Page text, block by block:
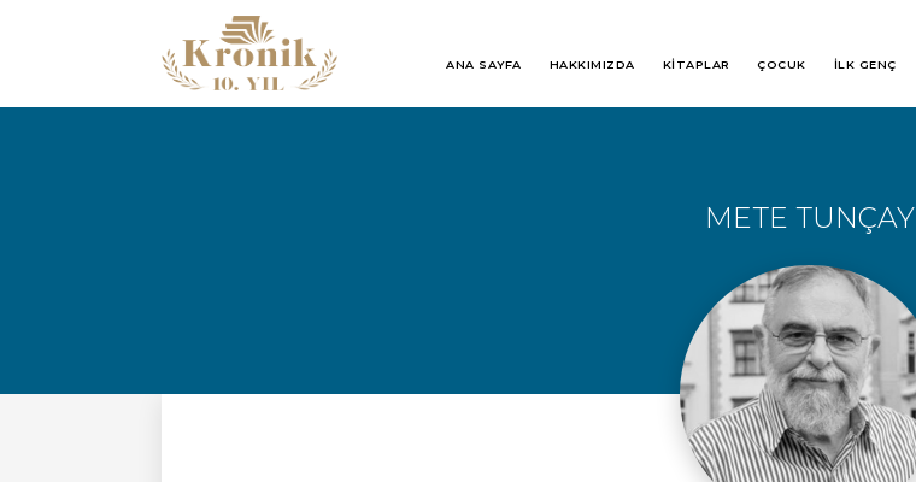
ANA SAYFA HAKKIMIZDA KİTAPLAR ÇOCUK İLK GENÇ
METE TUNÇAY